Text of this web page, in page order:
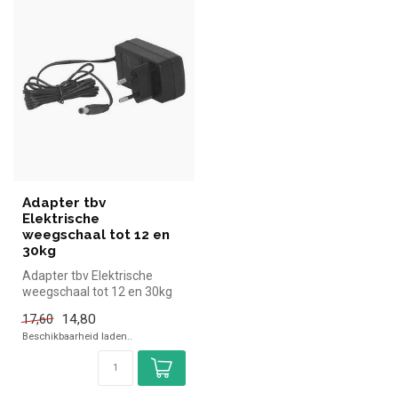
Adapter tbv
Elektrische
weegschaal tot 12 en
30kg
Adapter tbv Elektrische
weegschaal tot 12 en 30kg
d...
17,60 14,80
Beschikbaarheid laden..